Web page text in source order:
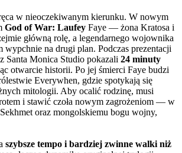
w nieoczekiwanym kierunku. W nowym
God of War: Laufey Faye — żona Kratosa i
główną rolę, a legendarnego wojownika
wypchnie na drugi plan. Podczas prezentacji
Santa Monica Studio pokazali 24 minuty
otwarcie historii. Po jej śmierci Faye budzi
Everywhen, gdzie spotykają się
mitologii. Aby ocalić rodzinę, musi
i stawić czoła nowym zagrożeniom — w
oraz mongolskiemu bogu wojny,
szybsze tempo i bardziej zwinne walki niż